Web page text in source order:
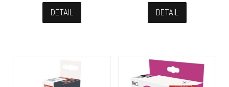
DETAIL DETAIL